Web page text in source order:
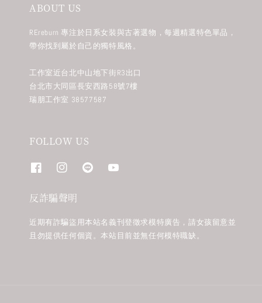
ABOUT US
REreburn 專注於日系女裝與古著選物，每週精選特色單品，
帶你找到屬於自己的獨特風格。
工作室近台北中山地下街R3出口
台北市大同區長安西路58號7樓
瑞朋工作室 38577587
FOLLOW US
反詐騙聲明
近期有詐騙盜用本站名義刊登徵求模特廣告，請女孩留意並
且勿提供任何個資。本站目前並無任何模特職缺。